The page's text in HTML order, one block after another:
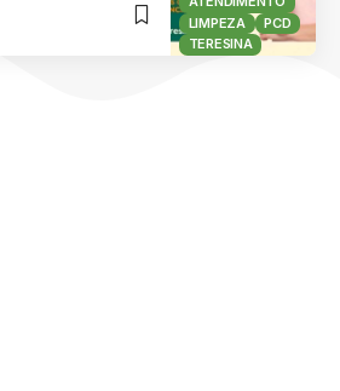
LIMPEZA
PCD
TERESINA